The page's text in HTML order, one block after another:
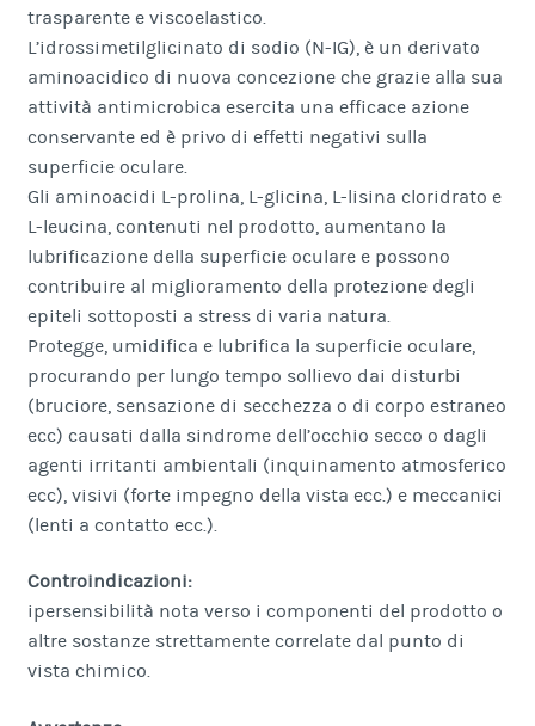
trasparente e viscoelastico.
L’idrossimetilglicinato di sodio (N-IG), è un derivato
aminoacidico di nuova concezione che grazie alla sua
attività antimicrobica esercita una efficace azione
conservante ed è privo di effetti negativi sulla
superficie oculare.
Gli aminoacidi L-prolina, L-glicina, L-lisina cloridrato e
L-leucina, contenuti nel prodotto, aumentano la
lubrificazione della superficie oculare e possono
contribuire al miglioramento della protezione degli
epiteli sottoposti a stress di varia natura.
Protegge, umidifica e lubrifica la superficie oculare,
procurando per lungo tempo sollievo dai disturbi
(bruciore, sensazione di secchezza o di corpo estraneo
ecc) causati dalla sindrome dell’occhio secco o dagli
agenti irritanti ambientali (inquinamento atmosferico
ecc), visivi (forte impegno della vista ecc.) e meccanici
(lenti a contatto ecc.).
Controindicazioni:
ipersensibilità nota verso i componenti del prodotto o
altre sostanze strettamente correlate dal punto di
vista chimico.